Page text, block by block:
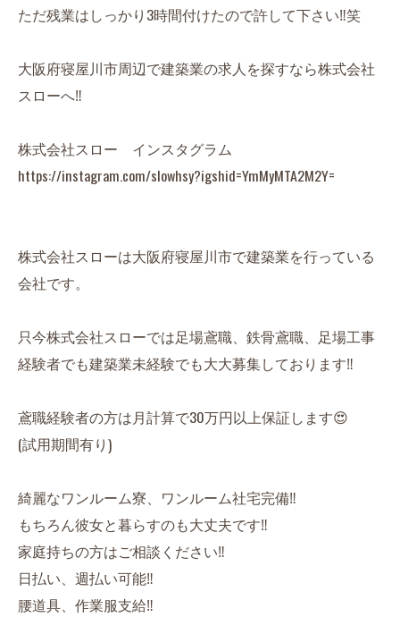
ただ残業はしっかり3時間付けたので許して下さい‼️笑
大阪府寝屋川市周辺で建築業の求人を探すなら株式会社
スローへ‼️
株式会社スロー インスタグラム
https://instagram.com/slowhsy?igshid=YmMyMTA2M2Y=
株式会社スローは大阪府寝屋川市で建築業を行っている
会社です。
只今株式会社スローでは足場鳶職、鉄骨鳶職、足場工事
経験者でも建築業未経験でも大大募集しております‼️
鳶職経験者の方は月計算で30万円以上保証します😍
(試用期間有り)
綺麗なワンルーム寮、ワンルーム社宅完備‼️
もちろん彼女と暮らすのも大丈夫です‼️
家庭持ちの方はご相談ください‼️
日払い、週払い可能‼️
腰道具、作業服支給‼️